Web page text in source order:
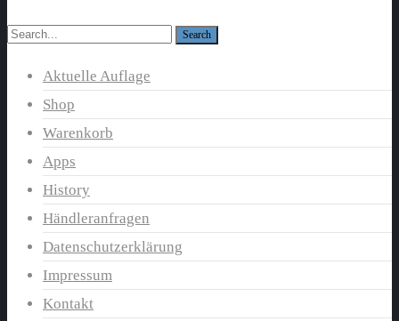
Aktuelle Auflage
Shop
Warenkorb
Apps
History
Händleranfragen
Datenschutzerklärung
Impressum
Kontakt